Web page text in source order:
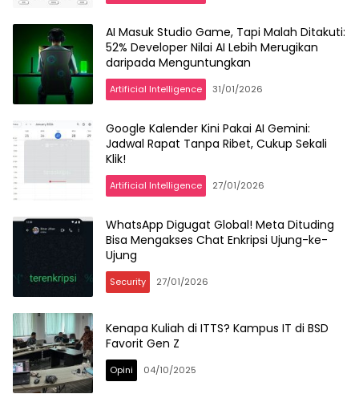
AI Masuk Studio Game, Tapi Malah Ditakuti:
52% Developer Nilai AI Lebih Merugikan
daripada Menguntungkan
Artificial Intelligence 31/01/2026
Google Kalender Kini Pakai AI Gemini:
Jadwal Rapat Tanpa Ribet, Cukup Sekali
Klik!
Artificial Intelligence 27/01/2026
WhatsApp Digugat Global! Meta Dituding
Bisa Mengakses Chat Enkripsi Ujung-ke-
Ujung
Security 27/01/2026
Kenapa Kuliah di ITTS? Kampus IT di BSD
Favorit Gen Z
Opini 04/10/2025